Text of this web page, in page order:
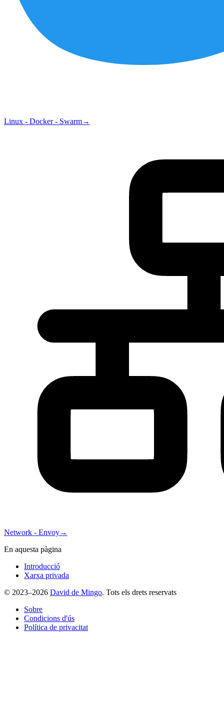
Linux - Docker - Swarm→
Network - Envoy→
En aquesta pàgina
Introducció
Xarxa privada
© 2023–2026 David de Mingo. Tots els drets reservats
Sobre
Condicions d'ús
Política de privacitat